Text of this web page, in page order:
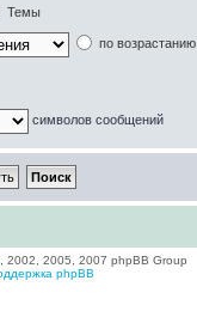
Темы
по возрастанию
символов сообщений
2002, 2005, 2007 phpBB Group
phpBB